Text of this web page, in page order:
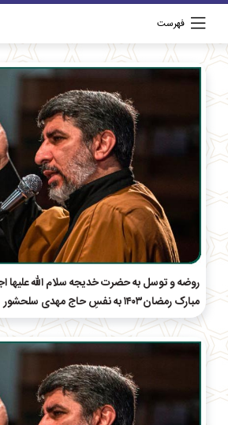
فهرست
روضه و توسل به حضرت خدیجه سلام الله
مبارک رمضان۱۴۰۳ به نفسِ حاج‌ مهدی سلحشور